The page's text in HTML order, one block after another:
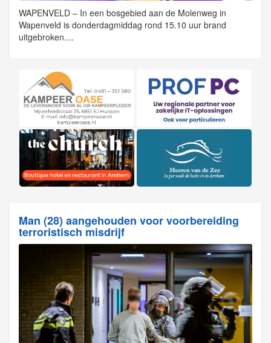
WAPENVELD – In een bosgebied aan de Molenweg in
Wapenveld is donderdagmiddag rond 15.10 uur brand
uitgebroken....
Man (28) aangehouden voor voorbereiding
terroristisch misdrijf